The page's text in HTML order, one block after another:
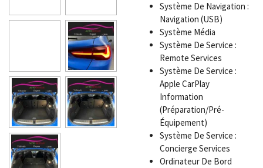
Système De Navigation :
Navigation (USB)
Système Média
Système De Service :
Remote Services
Système De Service :
Apple CarPlay
Information
(Préparation/Pré-
Équipement)
Système De Service :
Concierge Services
Ordinateur De Bord